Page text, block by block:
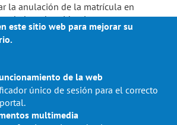
la anulación de la matrícula en
haber obtenido plaza en otro
preferencia u otros motivos, debe
Electrónico General (REG)
de la Universidad de Sevilla
DNI del interesado y matrícula del
obtenido la plaza.
este sitio web para mejorar su
de la web
único de sesión para el correcto
multimedia